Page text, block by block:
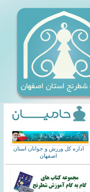
اداره کل ورزش و جوانان استان
اصفهان